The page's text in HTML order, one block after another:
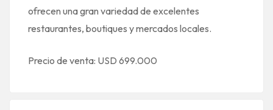
ofrecen una gran variedad de excelentes
restaurantes, boutiques y mercados locales.
Precio de venta: USD 699.000